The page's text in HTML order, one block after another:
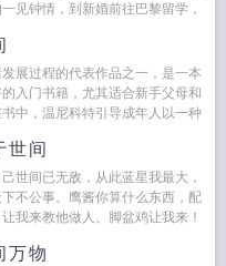
见钟情，到新婚前往巴黎留学，
展过程的代表作品之一，是一本
入门书籍，尤其适合新手父母和
中，温尼科特引导成年人以一种
世间
世间已无敌，从此蓝星我最大，
不公事。鹰酱你算什么东西，配
我来教他做人。脚盆鸡让我来！
万物